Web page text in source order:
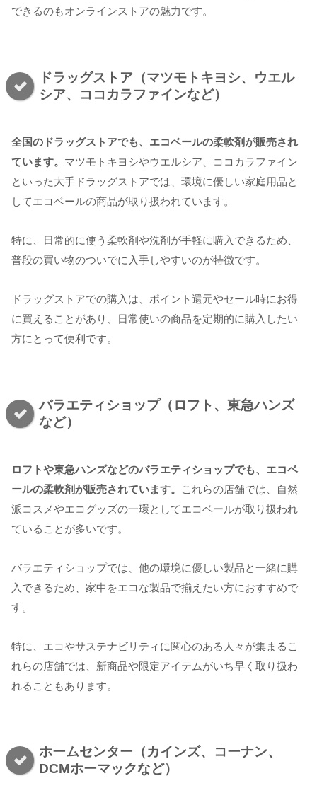
できるのもオンラインストアの魅力です。
ドラッグストア（マツモトキヨシ、ウエル
シア、ココカラファインなど）
全国のドラッグストアでも、エコベールの柔軟剤が販売され
ています。 マツモトキヨシやウエルシア、ココカラファイン
といった大手ドラッグストアでは、環境に優しい家庭用品と
してエコベールの商品が取り扱われています。
特に、日常的に使う柔軟剤や洗剤が手軽に購入できるため、
普段の買い物のついでに入手しやすいのが特徴です。
ドラッグストアでの購入は、ポイント還元やセール時にお得
に買えることがあり、日常使いの商品を定期的に購入したい
方にとって便利です。
バラエティショップ（ロフト、東急ハンズ
など）
ロフトや東急ハンズなどのバラエティショップでも、エコベ
ールの柔軟剤が販売されています。
これらの店舗では、自然
派コスメやエコグッズの一環としてエコベールが取り扱われ
ていることが多いです。
バラエティショップでは、他の環境に優しい製品と一緒に購
入できるため、家中をエコな製品で揃えたい方におすすめで
す。
特に、エコやサステナビリティに関心のある人々が集まるこ
れらの店舗では、新商品や限定アイテムがいち早く取り扱わ
れることもあります。
ホームセンター（カインズ、コーナン、
DCMホーマックなど）